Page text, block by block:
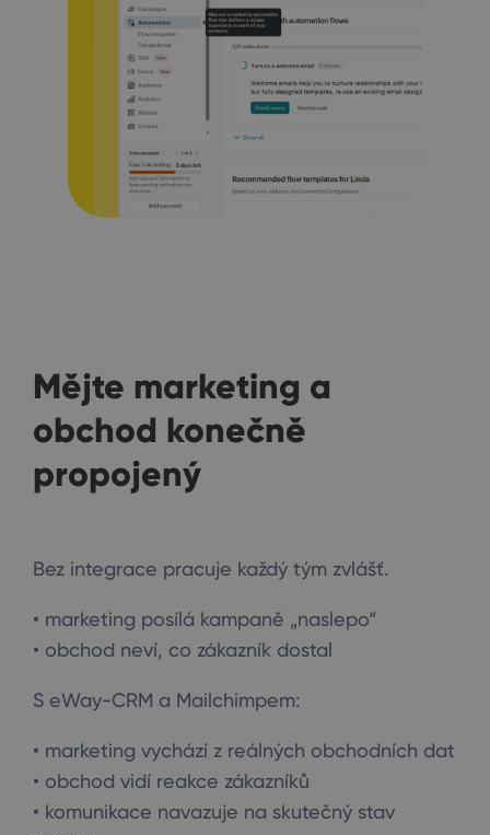
Mějte marketing a
obchod konečně
propojený
Bez integrace pracuje každý tým zvlášť.
• marketing posílá kampaně „naslepo“
• obchod neví, co zákazník dostal
S eWay-CRM a Mailchimpem:
• marketing vychází z reálných obchodních dat
• obchod vidí reakce zákazníků
• komunikace navazuje na skutečný stav